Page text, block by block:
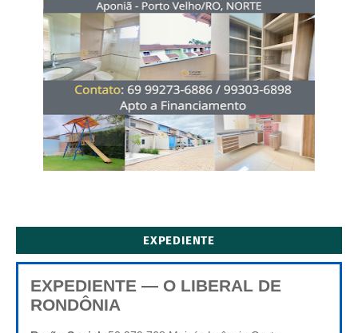
EXPEDIENTE
EXPEDIENTE — O LIBERAL DE
RONDÔNIA